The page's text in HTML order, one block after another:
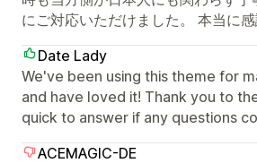
にご対応いただけました。 本当に感
Date Lady
We've been using this theme for
and have loved it! Thank you to
quick to answer if any questions
ACEMAGIC-DE